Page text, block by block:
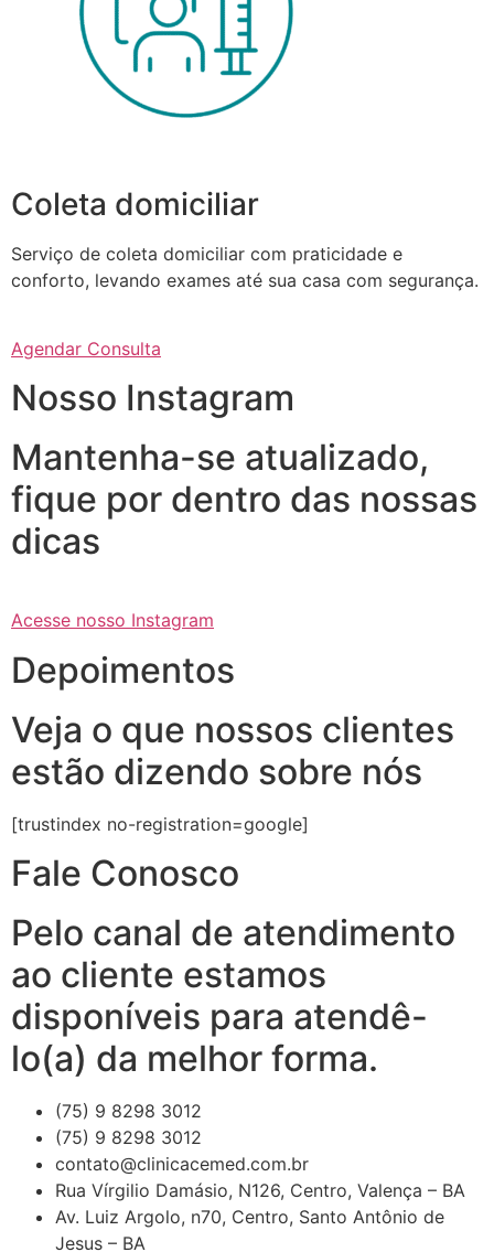
Coleta domiciliar
Serviço de coleta domiciliar com praticidade e
conforto, levando exames até sua casa com segurança.
Agendar Consulta
Nosso Instagram
Mantenha-se atualizado,
fique por dentro das nossas
dicas
Acesse nosso Instagram
Depoimentos
Veja o que nossos clientes
estão dizendo sobre nós
[trustindex no-registration=google]
Fale Conosco
Pelo canal de atendimento
ao cliente estamos
disponíveis para atendê-
lo(a) da melhor forma.
(75) 9 8298 3012
(75) 9 8298 3012
contato@clinicacemed.com.br
Rua Vírgilio Damásio, N126, Centro, Valença – BA
Av. Luiz Argolo, n70, Centro, Santo Antônio de
Jesus – BA